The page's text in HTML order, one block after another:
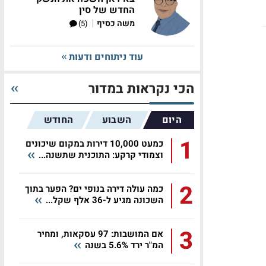
החדש של סין
משה כסיף |
(5)
עוד ניתוחים ודעות
הכי נקראות במדור
היום השבוע החודש
1
כמעט 10,000 דירות במקום שיכונים
וצמודי קרקע: התוכנית שתשנה...
2
כמה עולה דירה בנופי ים? הפער בתוך
השכונה מגיע ל-36 אלף שקל...
3
אם המושבות: 97 עסקאות, ומחיר
המ"ר ירד 5.6% בשנה